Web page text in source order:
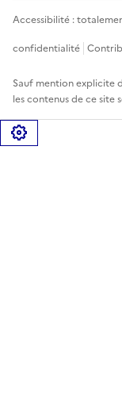
Accessibilité :
confidentialité
Sauf mention explicite
les contenus de ce site
Gérer les cookies